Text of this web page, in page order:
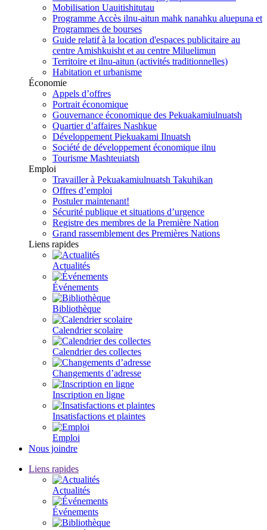
Mobilisation Uauitishitutau
Programme Accès ilnu-aitun mahk nanahku aluepuna et
Programmes de bourses
Guide relatif à la location d'espaces publicitaire au
centre Amishkuisht et au centre Miluelimun
Territoire et ilnu-aitun (activités traditionnelles)
Habitation et urbanisme
Économie
Appels d’offres
Portrait économique
Gouvernance économique des Pekuakamiulnuatsh
Quartier d’affaires Nashkue
Développement Piekuakami Ilnuatsh
Société de développement économique ilnu
Tourisme Mashteuiatsh
Emploi
Travailler à Pekuakamiulnuatsh Takuhikan
Offres d’emploi
Postuler maintenant!
Sécurité publique et situations d’urgence
Registre des membres de la Première Nation
Grand rassemblement des Premières Nations
Liens rapides
Actualités
Événements
Bibliothèque
Calendrier scolaire
Calendrier des collectes
Changements d’adresse
Inscription en ligne
Insatisfactions et plaintes
Emploi
Nous joindre
Liens rapides
Actualités
Événements